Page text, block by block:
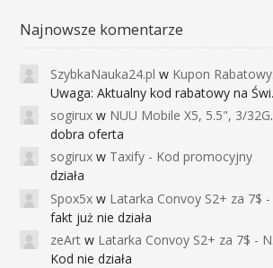
Najnowsze komentarze
SzybkaNauka24.pl w Kupon Rabatowy na Kurs Angielskiego dla Dzieci - FunEnglish
Uwaga: Aktualny kod rabatowy na Święta (
sogirux w NUU Mobile X5, 5.5", 3/32GB, czujnik linii papilarnych, 2950mAh, aparat 13MP za 267zł - Banggood
dobra oferta
sogirux w Taxify - Kod promocyjny
działa
Spox5x w Latarka Convoy S2+ za 7$ - Najniższa cena od 2017r
fakt już nie działa
zeArt w Latarka Convoy S2+ za 7$ - Najniższa cena od 2017r
Kod nie działa